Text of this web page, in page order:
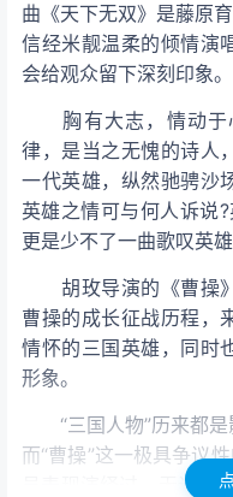
曲《天下无双》是藤原
信经米靓温柔的倾情演
会给观众留下深刻印象。
胸有大志，情动于
律，是当之无愧的诗人
一代英雄，纵然驰骋沙
英雄之情可与何人诉说
更是少不了一曲歌叹英
胡玫导演的《曹操》
曹操的成长征战历程，
情怀的三国英雄，同时
形象。
“三国人物”历来都是
而“曹操”这一极具争议
员表现演绎过。无论是